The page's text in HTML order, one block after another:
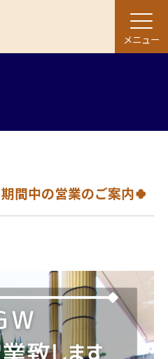
メニュー
間中の営業のご案内🍀